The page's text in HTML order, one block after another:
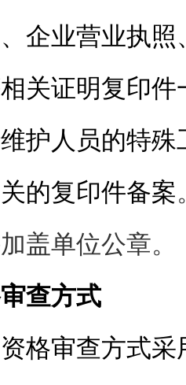
企业营业执
关证明复印
护人员的特
的复印件备案
盖单位公章。
查方式
格审查方式